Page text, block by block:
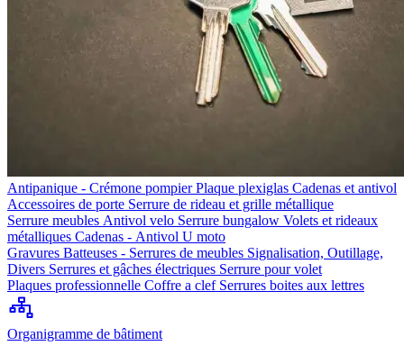
Antipanique - Crémone pompierPlaque plexiglas Cadenas et antivol
Accessoires de porte Serrure de rideau et grille métallique
Serrure meubles Antivol velo Serrure bungalow Volets et rideaux
métalliques Cadenas - Antivol U moto
Gravures Batteuses - Serrures de meubles Signalisation, Outillage,
Divers Serrures et gâches électriques Serrure pour volet
Plaques professionnelle Coffre a clef Serrures boites aux lettres
Organigramme de bâtiment